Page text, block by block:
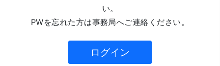
い。
PWを忘れた方は事務局へご連絡ください。
ログイン